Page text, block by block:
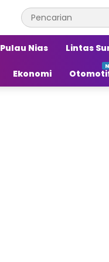
Pulau Nias Lintas
Ekonomi